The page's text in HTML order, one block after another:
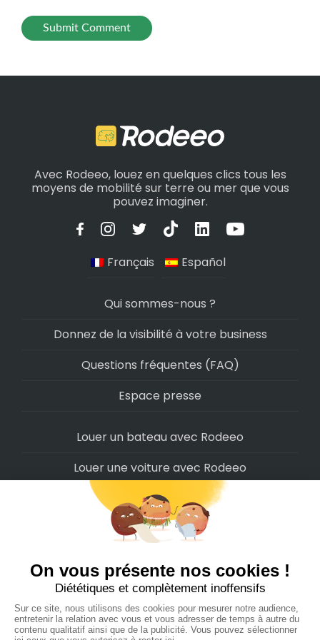
Avec Rodeeo, louez en quelques clics tous les
moyens de mobilité sur terre ou mer que vous
pouvez imaginer.
Français Español
Qui sommes-nous ?
Donnez de la visibilité à votre business
Questions fréquentes (FAQ)
Espace presse
Louer un bateau avec Rodeeo
Louer une voiture avec Rodeeo
Louer une moto avec Rodeeo
Louer un scooter avec Rodeeo
Louer un vélo avec Rodeeo
Louer un Camping-Car avec Rodeeo